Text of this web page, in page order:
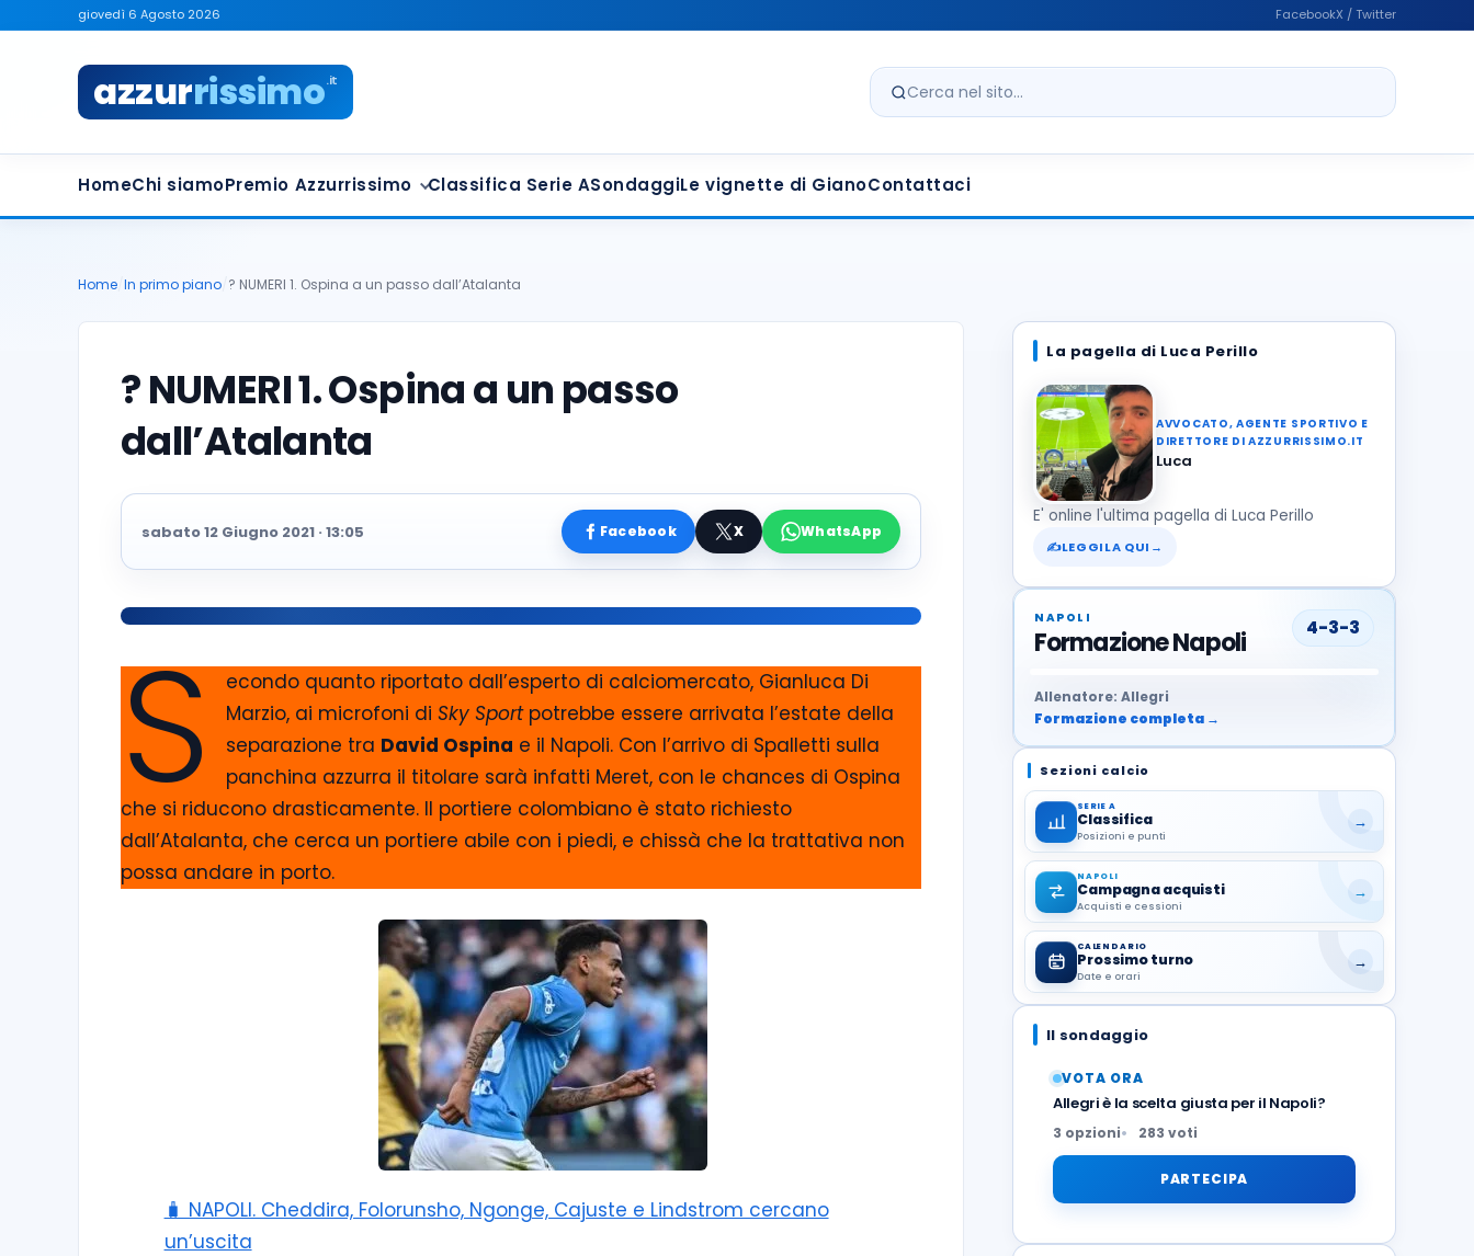
giovedì 6 Agosto 2026 FacebookX / Twitter
azzurrissimo.it
Cerca nel sito
HomeChi siamoPremio Azzurrissimo Classifica Serie ASondaggiLe vignette di GianoContattaci
Home In primo piano ? NUMERI 1. Ospina a un passo dall’Atalanta
? NUMERI 1. Ospina a un passo
dall’Atalanta
sabato 12 Giugno 2021 · 13:05 Facebook X WhatsApp
S
econdo quanto riportato dall’esperto di calciomercato, Gianluca Di
Marzio, ai microfoni diSky Sportpotrebbe essere arrivata l’estate della
separazione tra David Ospina e il Napoli. Con l’arrivo di Spalletti sulla
panchina azzurra il titolare sarà infatti Meret, con le chances di Ospina
che si riducono drasticamente. Il portiere colombiano è stato richiesto
dall’Atalanta, che cerca un portiere abile con i piedi, e chissà che la trattativa non
possa andare in porto.
🧳 NAPOLI. Cheddira, Folorunsho, Ngonge, Cajuste e Lindstrom cercano
un’uscita
La pagella di Luca Perillo
AVVOCATO, AGENTE SPORTIVO E
DIRETTORE DI AZZURRISSIMO.IT
Luca
E' online l'ultima pagella di Luca Perillo
✍LEGGILA QUI →
NAPOLI
Formazione Napoli 4-3-3
Allenatore: Allegri
Formazione completa →
Sezioni calcio
SERIE A
Classifica
Posizioni e punti
→
NAPOLI
Campagna acquisti
Acquisti e cessioni
→
CALENDARIO
Prossimo turno
Date e orari
→
Il sondaggio
VOTA ORA
Allegri è la scelta giusta per il Napoli?
3 opzioni 283 voti
PARTECIPA